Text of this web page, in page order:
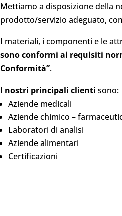
Mettiamo a disposizione della
prodotto/servizio adeguato,
I materiali, i componenti e le
sono conformi ai requisiti
Conformità”.
I nostri principali clienti sono:
Aziende medicali
Aziende chimico –
Laboratori di analisi
Aziende alimentari
Certificazioni